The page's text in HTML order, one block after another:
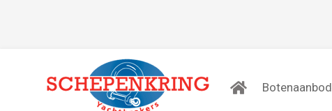
Botenaanbod